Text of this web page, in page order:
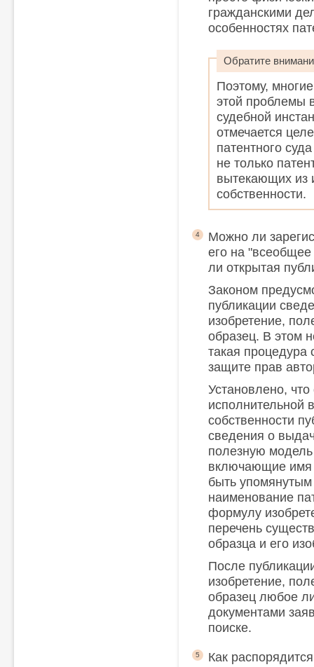
гражданскими
особенностях
Обратите
Поэтому,
этой проблемы
судебной
отмечается
патентного
не только
вытекающих из
собственности.
Можно ли
его на "всеобщее
ли открытая
Законом
публикации
изобретение,
образец. В этом
такая процедура
защите прав
Установлено,
исполнительной
собственности
сведения о
полезную
включающие имя
быть упомянутым
наименование
формулу
перечень
образца и его
После
изобретение,
образец любое
документами
поиске.
4
Как
5